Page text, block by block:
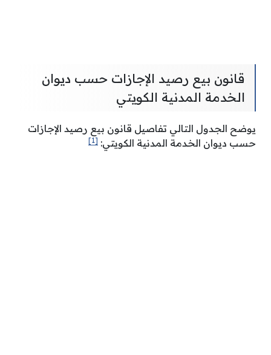
قانون بيع رصيد الإجازات حسب ديوان
الخدمة المدنية الكويتي
يوضح الجدول التالي تفاصيل قانون بيع رصيد الإجازات
حسب ديوان الخدمة المدنية الكويتي: [1]